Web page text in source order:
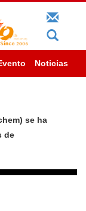
Noticias
se ha
de